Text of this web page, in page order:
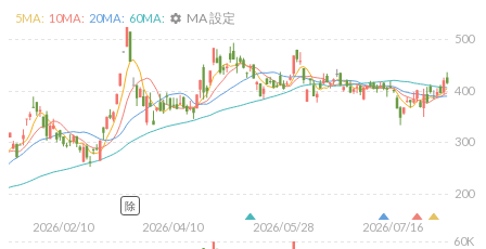
2026/02/10 2026/04/10 2026/05/28 2026/07/16
200
300
400
500
60K
5MA: 10MA: 20MA: 60MA: settings MA 設定
除